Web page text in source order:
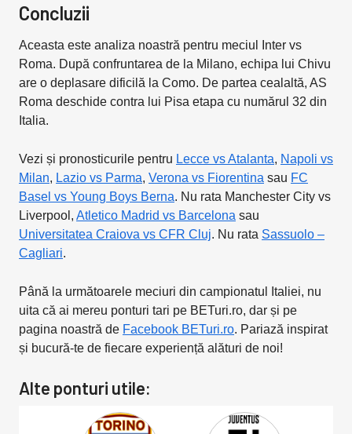
Concluzii
Aceasta este analiza noastră pentru meciul Inter vs
Roma. După confruntarea de la Milano, echipa lui Chivu
are o deplasare dificilă la Como. De partea cealaltă, AS
Roma deschide contra lui Pisa etapa cu numărul 32 din
Italia.
Vezi și pronosticurile pentru Lecce vs Atalanta, Napoli vs
Milan, Lazio vs Parma, Verona vs Fiorentina sau FC
Basel vs Young Boys Berna. Nu rata Manchester City vs
Liverpool, Atletico Madrid vs Barcelona sau
Universitatea Craiova vs CFR Cluj. Nu rata Sassuolo –
Cagliari.
Până la următoarele meciuri din campionatul Italiei, nu
uita că ai mereu ponturi tari pe BETuri.ro, dar și pe
pagina noastră de Facebook BETuri.ro. Pariază inspirat
și bucură-te de fiecare experiență alături de noi!
Alte ponturi utile: